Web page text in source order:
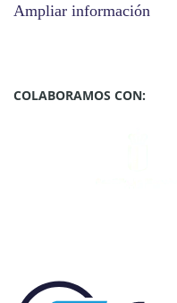
Ampliar información
COLABORAMOS CON: